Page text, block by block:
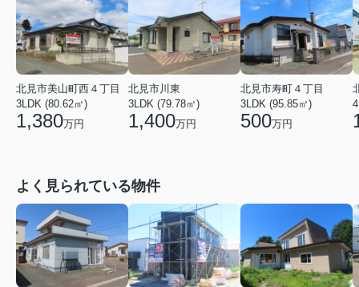
北見市美山町西４丁目
3LDK (80.62㎡)
1,380万円
北見市川東
3LDK (79.78㎡)
1,400万円
北見市寿町４丁目
3LDK (95.85㎡)
500万円
よく見られている物件